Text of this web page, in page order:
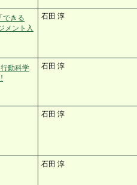
できる
メント入
石田 淳
動科学
石田 淳
石田 淳
石田 淳